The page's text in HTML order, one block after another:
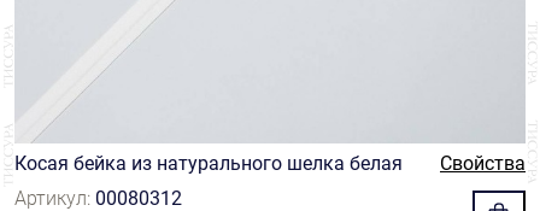
Косая бейка из натурального шелка белая
Свойства
Артикул: 00080312